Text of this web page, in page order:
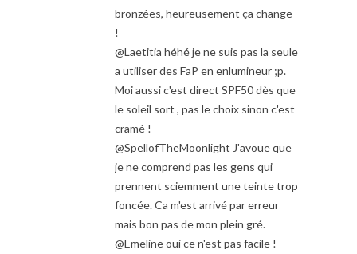
bronzées, heureusement ça change
!
@Laetitia héhé je ne suis pas la seule
a utiliser des FaP en enlumineur ;p.
Moi aussi c'est direct SPF50 dès que
le soleil sort , pas le choix sinon c'est
cramé !
@SpellofTheMoonlight J'avoue que
je ne comprend pas les gens qui
prennent sciemment une teinte trop
foncée. Ca m'est arrivé par erreur
mais bon pas de mon plein gré.
@Emeline oui ce n'est pas facile !